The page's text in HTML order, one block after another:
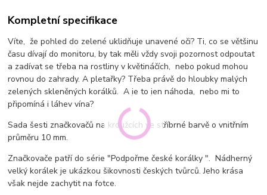
Kompletní specifikace
Víte, že pohled do zelené uklidňuje unavené oči? Ti, co se většinu
času dívají do monitoru, by tak měli vždy svoji pozornost odpoutat
a zadívat se třeba na rostliny v květináčích, nebo pokud mohou
rovnou do zahrady. A pletařky? Třeba právě do hloubky malých
zelených skleněných korálků. A je to jen náhoda, nebo mi to
připomíná i láhev vína?
Sada šesti značkovačů na kroužcích ve stříbrné barvě o vnitřním
průměru 10 mm.
Značkovače patří do série "Podpořme české korálky ". Nádherný
velký korálek je ukázkou šikovnosti českých tvůrců. Jeho krása
však nejde zachytit na fotce.